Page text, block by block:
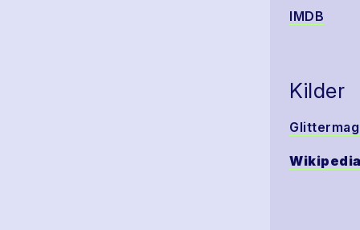
IMDB
Kilder
Wikipedia